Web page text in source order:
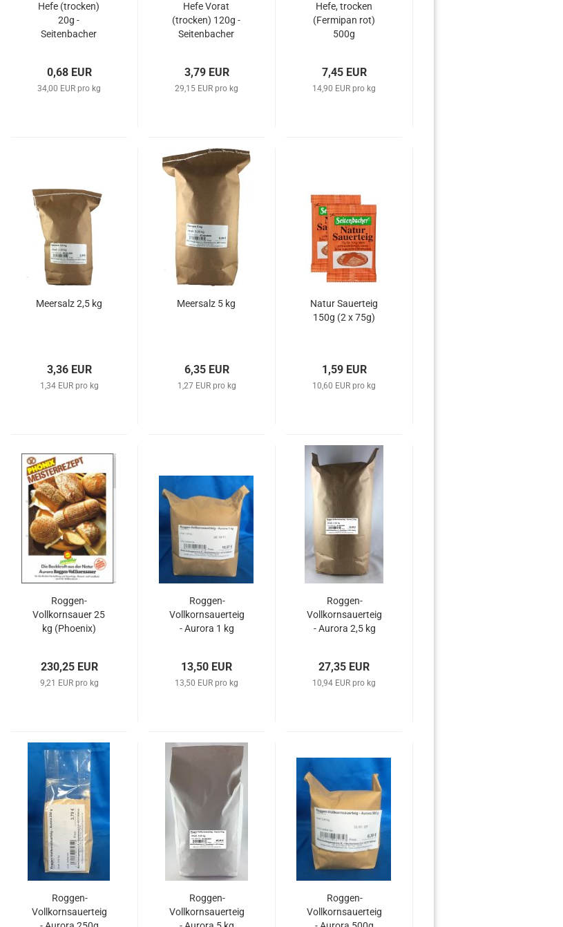
Hefe (trocken)
20g -
Seitenbacher
0,68 EUR
34,00 EUR pro kg
Hefe Vorat
(trocken) 120g -
Seitenbacher
3,79 EUR
29,15 EUR pro kg
Hefe, trocken
(Fermipan rot)
500g
7,45 EUR
14,90 EUR pro kg
Meersalz 2,5 kg
3,36 EUR
1,34 EUR pro kg
Meersalz 5 kg
6,35 EUR
1,27 EUR pro kg
Natur Sauerteig
150g (2 x 75g)
1,59 EUR
10,60 EUR pro kg
Roggen-
Vollkornsauer 25
kg (Phoenix)
230,25 EUR
9,21 EUR pro kg
Roggen-
Vollkornsauerteig
- Aurora 1 kg
13,50 EUR
13,50 EUR pro kg
Roggen-
Vollkornsauerteig
- Aurora 2,5 kg
27,35 EUR
10,94 EUR pro kg
Roggen-
Vollkornsauerteig
Roggen-
Vollkornsauerteig
Roggen-
Vollkornsauerteig